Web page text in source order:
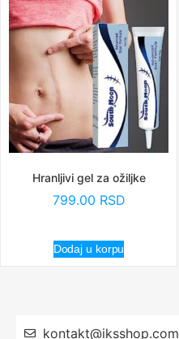
Hranljivi gel za ožiljke
799.00 RSD
Dodaj u korpu
kontakt@iksshop.com